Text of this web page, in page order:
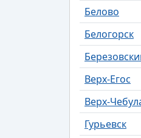
Белово
Белогорск
Верх-Егос
Верх-
Гурьевск